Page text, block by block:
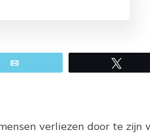
verliezen door te zijn